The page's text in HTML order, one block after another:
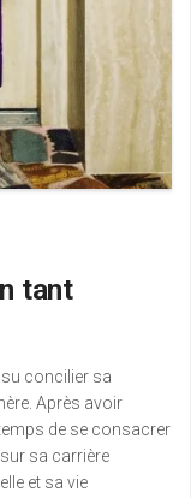
tant
su concilier sa
Après avoir
de se consacrer
sa carrière
et sa vie